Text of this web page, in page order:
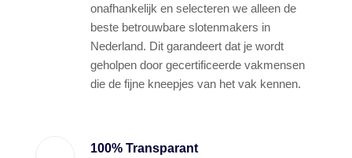
onafhankelijk en selecteren we alleen de
beste betrouwbare slotenmakers in
Nederland. Dit garandeert dat je wordt
geholpen door gecertificeerde vakmensen
die de fijne kneepjes van het vak kennen.
100% Transparant